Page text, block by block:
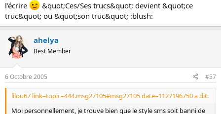
l'écrire
&quot;Ces/Ses trucs&quot; devient &quot;ce
truc&quot; ou &quot;son truc&quot; :blush:
ahelya
Best Member
6 Octobre 2005 #57
lilou67 link=topic=444.msg27105#msg27105 date=1127196750 a dit:
Moi personnellement, je trouve bien que le style sms soit banni de